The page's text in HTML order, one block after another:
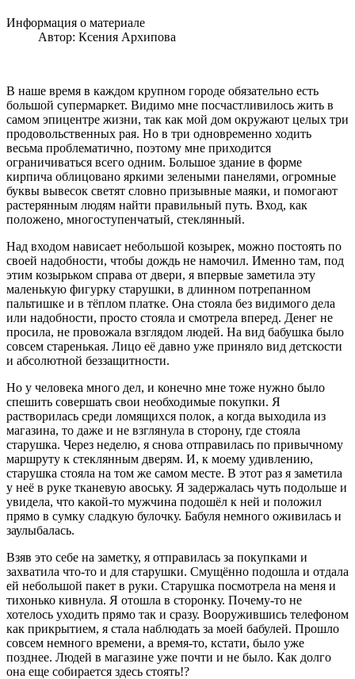
Информация о материале
Автор: Ксения Архипова
В наше время в каждом крупном городе обязательно есть
большой супермаркет. Видимо мне посчастливилось жить в
самом эпицентре жизни, так как мой дом окружают целых три
продовольственных рая. Но в три одновременно ходить
весьма проблематично, поэтому мне приходится
ограничиваться всего одним. Большое здание в форме
кирпича облицовано яркими зелеными панелями, огромные
буквы вывесок светят словно призывные маяки, и помогают
растерянным людям найти правильный путь. Вход, как
положено, многоступенчатый, стеклянный.
Над входом нависает небольшой козырек, можно постоять по
своей надобности, чтобы дождь не намочил. Именно там, под
этим козырьком справа от двери, я впервые заметила эту
маленькую фигурку старушки, в длинном потрепанном
пальтишке и в тёплом платке. Она стояла без видимого дела
или надобности, просто стояла и смотрела вперед. Денег не
просила, не провожала взглядом людей. На вид бабушка было
совсем старенькая. Лицо её давно уже приняло вид детскости
и абсолютной беззащитности.
Но у человека много дел, и конечно мне тоже нужно было
спешить совершать свои необходимые покупки. Я
растворилась среди ломящихся полок, а когда выходила из
магазина, то даже и не взглянула в сторону, где стояла
старушка. Через неделю, я снова отправилась по привычному
маршруту к стеклянным дверям. И, к моему удивлению,
старушка стояла на том же самом месте. В этот раз я заметила
у неё в руке тканевую авоську. Я задержалась чуть подольше и
увидела, что какой-то мужчина подошёл к ней и положил
прямо в сумку сладкую булочку. Бабуля немного оживилась и
заулыбалась.
Взяв это себе на заметку, я отправилась за покупками и
захватила что-то и для старушки. Смущённо подошла и отдала
ей небольшой пакет в руки. Старушка посмотрела на меня и
тихонько кивнула. Я отошла в сторонку. Почему-то не
хотелось уходить прямо так и сразу. Вооружившись телефоном
как прикрытием, я стала наблюдать за моей бабулей. Прошло
совсем немного времени, а время-то, кстати, было уже
позднее. Людей в магазине уже почти и не было. Как долго
она еще собирается здесь стоять!?